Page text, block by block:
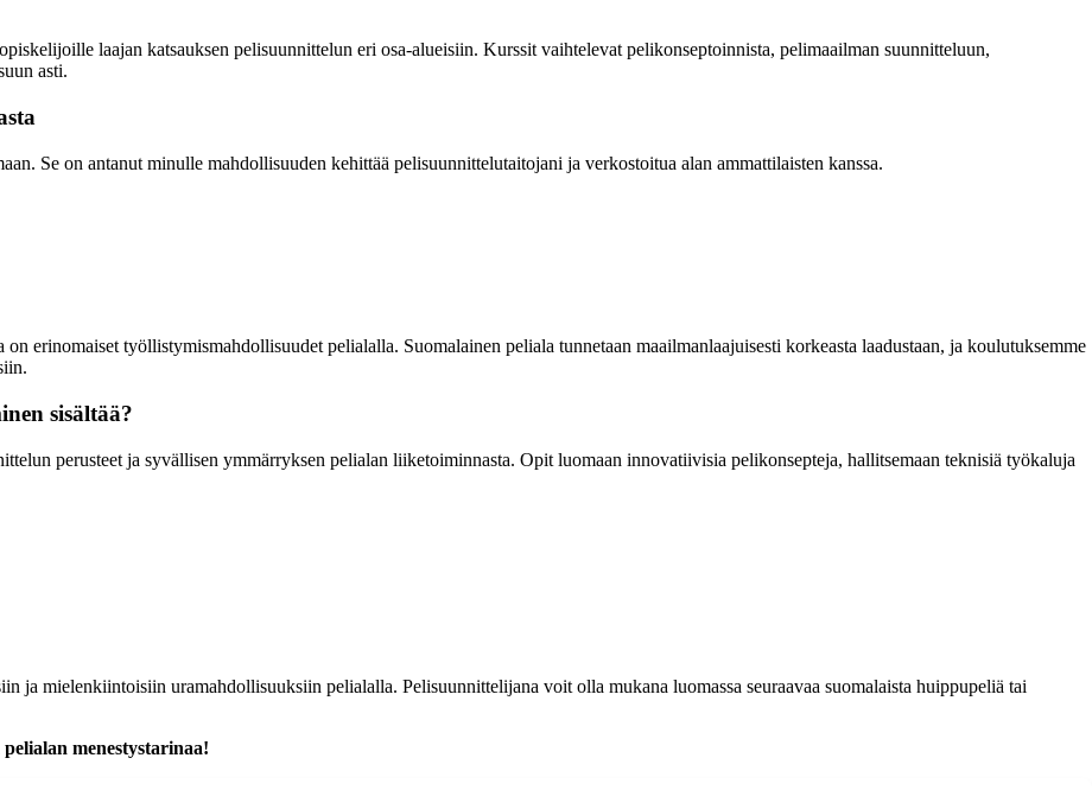
laajan katsauksen pelisuunnittelun eri osa-alueisiin. Kurssit vaihtelevat pelikonseptoinnista, pelimaailman suunnitteluun,
asti.
Se on antanut minulle mahdollisuuden kehittää pelisuunnittelutaitojani ja verkostoitua alan ammattilaisten kanssa.
erinomaiset työllistymismahdollisuudet pelialalla. Suomalainen peliala tunnetaan maailmanlaajuisesti korkeasta laadustaan, ja koulutuksemme
sisältää?
perusteet ja syvällisen ymmärryksen pelialan liiketoiminnasta. Opit luomaan innovatiivisia pelikonsepteja, hallitsemaan teknisiä työkaluja
ja mielenkiintoisiin uramahdollisuuksiin pelialalla. Pelisuunnittelijana voit olla mukana luomassa seuraavaa suomalaista huippupeliä tai
menestystarinaa!